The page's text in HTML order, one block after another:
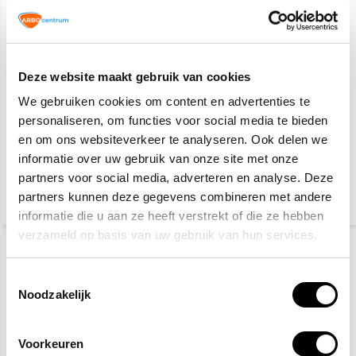
Deze website maakt gebruik van cookies
We gebruiken cookies om content en advertenties te
personaliseren, om functies voor social media te bieden
en om ons websiteverkeer te analyseren. Ook delen we
informatie over uw gebruik van onze site met onze
partners voor social media, adverteren en analyse. Deze
partners kunnen deze gegevens combineren met andere
informatie die u aan ze heeft verstrekt of die ze hebben
verzameld op basis van uw gebruik van hun services.
Noodzakelijk
Voorkeuren
Veiligheidsschoenen S3
27,50
(33,28 Incl. btw)
Gele hesjes 25-pack
89,95
(108,84 Incl. btw)